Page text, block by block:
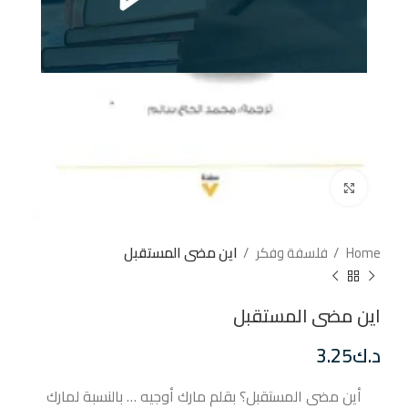
Home فلسفة وفكر اين مضى المستقبل
اين مضى المستقبل
د.ك3.25
أين مضى المستقبل؟ بقلم مارك أوجيه … بالنسبة لمارك